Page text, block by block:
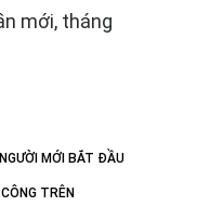
mới, tháng
MỚI BẮT ĐẦU
TRÊN